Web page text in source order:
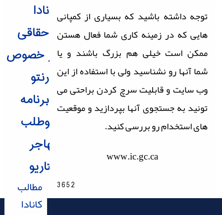
کانادا
حقاقی
در خصوص
تورنتو
برنامه
داوطلب
مهاجر
آنتاریو
مطالب
کانادا
توجه داشته باشید که بسیاری از کمپانی
هایی که در زمینه کاری شما فعال هستن
ممکن است خیلی هم بزرگ باشند و یا
شما آنها رو نشناسید ولی با استفاده از این
وب سایت و قابلیت سرچ کردن براحتی می
تونید به جستجوی آنها بپردازید و موقعیت
های استخدام رو بررسی کنید.
www.ic.gc.ca
3652